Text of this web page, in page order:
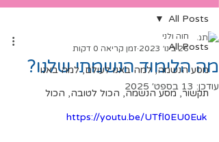
All Posts
מסע הנשמה, למה באנו לעולם, למה באנו
תקשור, מסע הנשמה, הכול לטובה, הכול
All Posts
מה הלימוד הנשמתי שלנו?
חוה ולני
26 בינו׳ 2023
זמן קריאה 0 דקות
עודכן: 13 בספט׳ 2025
https://youtu.be/UTfl0EU0Euk